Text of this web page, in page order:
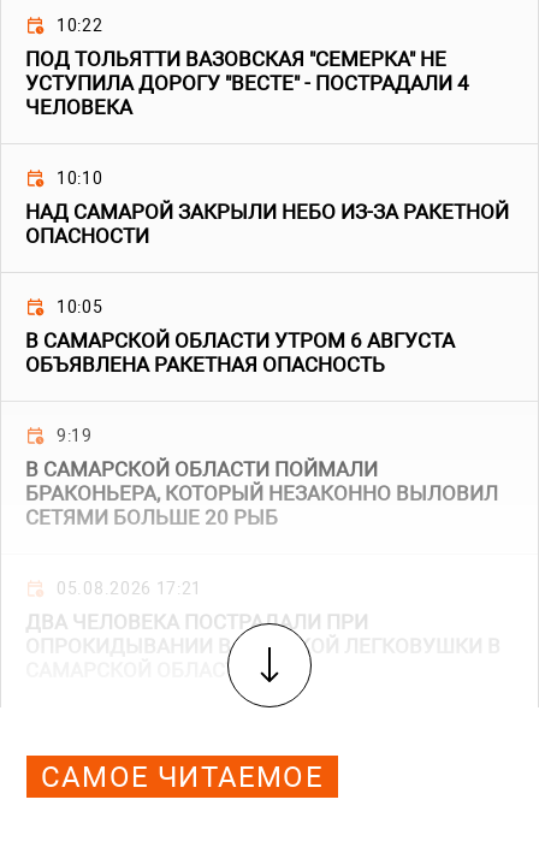
10:22
ПОД ТОЛЬЯТТИ ВАЗОВСКАЯ "СЕМЕРКА" НЕ
УСТУПИЛА ДОРОГУ "ВЕСТЕ" - ПОСТРАДАЛИ 4
ЧЕЛОВЕКА
10:10
НАД САМАРОЙ ЗАКРЫЛИ НЕБО ИЗ-ЗА РАКЕТНОЙ
ОПАСНОСТИ
10:05
В САМАРСКОЙ ОБЛАСТИ УТРОМ 6 АВГУСТА
ОБЪЯВЛЕНА РАКЕТНАЯ ОПАСНОСТЬ
9:19
В САМАРСКОЙ ОБЛАСТИ ПОЙМАЛИ
БРАКОНЬЕРА, КОТОРЫЙ НЕЗАКОННО ВЫЛОВИЛ
СЕТЯМИ БОЛЬШЕ 20 РЫБ
05.08.2026 17:21
ДВА ЧЕЛОВЕКА ПОСТРАДАЛИ ПРИ
ОПРОКИДЫВАНИИ ВАЗОВСКОЙ ЛЕГКОВУШКИ В
САМАРСКОЙ ОБЛАСТИ
САМОЕ ЧИТАЕМОЕ